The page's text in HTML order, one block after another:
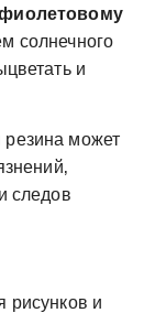
солнечного
и
может
следов
рисунков и